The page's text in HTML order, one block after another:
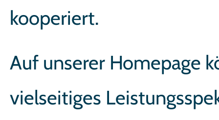
kooperiert.
Auf unserer Homepage
vielseitiges